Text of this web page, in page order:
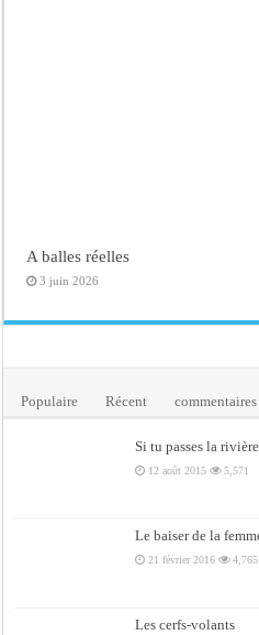
A balles réelles
3 juin 2026
Populaire Récent commentaires
Si tu passes la rivière
12 août 2015 5,571
Le baiser de la
21 février 2016 4,765
Les cerfs-volants